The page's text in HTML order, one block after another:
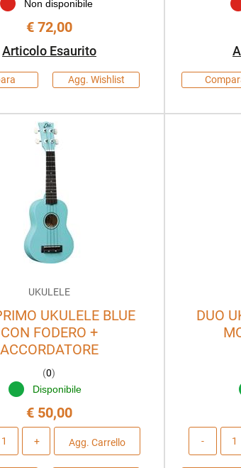
Non disponibile
€ 72,00
Articolo Esaurito
Agg. Wishlist
UKULELE
UKULELE BLUE
CON FODERO +
ACCORDATORE
(0)
Disponibile
€ 50,00
Agg. Carrello
DUO